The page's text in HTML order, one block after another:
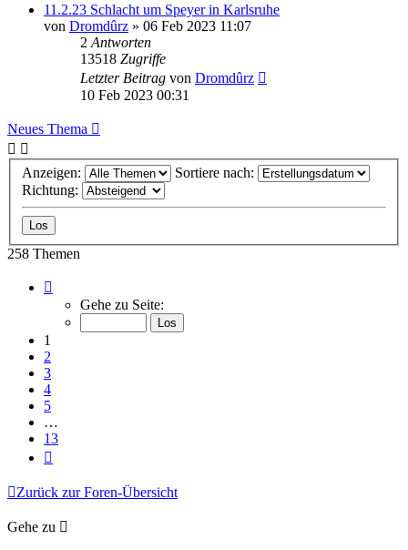
11.2.23 Schlacht um Speyer in Karlsruhe
von Dromdûrz » 06 Feb 2023 11:07
2 Antworten
13518 Zugriffe
Letzter Beitrag von Dromdûrz
10 Feb 2023 00:31
Neues Thema
Anzeigen:
Sortiere nach:
Richtung:
258 Themen
von
Gehe zu Seite:
1
2
3
4
5
…
13
Zurück zur Foren-Übersicht
Gehe zu